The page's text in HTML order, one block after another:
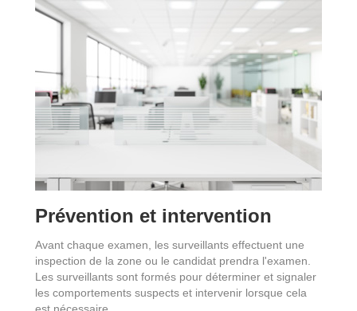
Prévention et intervention
Avant chaque examen, les surveillants effectuent une
inspection de la zone ou le candidat prendra l'examen.
Les surveillants sont formés pour déterminer et signaler
les comportements suspects et intervenir lorsque cela
est nécessaire.